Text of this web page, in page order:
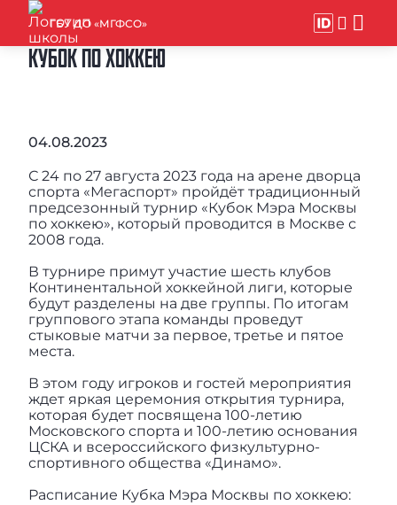
ГБУ ДО «МГФСО»
КУБОК ПО ХОККЕЮ
04.08.2023
С 24 по 27 августа 2023 года на арене дворца
спорта «Мегаспорт» пройдёт традиционный
предсезонный турнир «Кубок Мэра Москвы
по хоккею», который проводится в Москве с
2008 года.
В турнире примут участие шесть клубов
Континентальной хоккейной лиги, которые
будут разделены на две группы. По итогам
группового этапа команды проведут
стыковые матчи за первое, третье и пятое
места.
В этом году игроков и гостей мероприятия
ждет яркая церемония открытия турнира,
которая будет посвящена 100-летию
Московского спорта и 100-летию основания
ЦСКА и всероссийского физкультурно-
спортивного общества «Динамо».
Расписание Кубка Мэра Москвы по хоккею: